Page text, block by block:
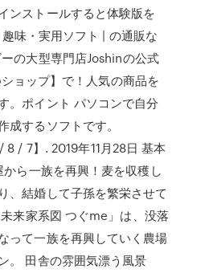
ンストールすると体験版を
味・実用ソフト | の通販な
の大型専門店Joshinの公式
ョップ】で！人気の商品を
。ポイント パソコンで自分
成するソフトです。
8 / 7】. 2019年11月28日 基本
ら一族を再興！麦を収穫し
、結婚して子孫を繁栄させて
来家系図 つぐme」は、没落
って一族を再興していく農場
。 田舎の雰囲気漂う風景